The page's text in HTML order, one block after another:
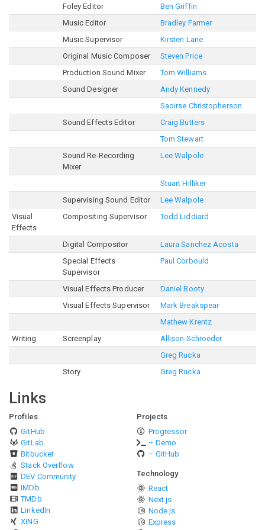
Foley Editor
Ben Griffin
Music Editor
Bradley Farmer
Music Supervisor
Kirsten Lane
Original Music Composer
Steven Price
Production Sound Mixer
Tom Williams
Sound Designer
Andy Kennedy
Saoirse Christopherson
Sound Effects Editor
Craig Butters
Tom Stewart
Sound Re-Recording
Mixer
Lee Walpole
Stuart Hilliker
Supervising Sound Editor
Lee Walpole
Visual
Effects
Compositing Supervisor Todd Liddiard
Digital Compositor
Laura Sanchez Acosta
Special Effects
Supervisor
Paul Corbould
Visual Effects Producer
Daniel Booty
Visual Effects Supervisor
Mark Breakspear
Mathew Krentz
Writing
Screenplay
Allison Schroeder
Greg Rucka
Story
Greg Rucka
Links
Profiles
GitHub
GitLab
Bitbucket
Stack Overflow
DEV Community
IMDb
TMDb
LinkedIn
XING
Projects
Progressor
– Demo
– GitHub
Technology
React
Next.js
Node.js
Express